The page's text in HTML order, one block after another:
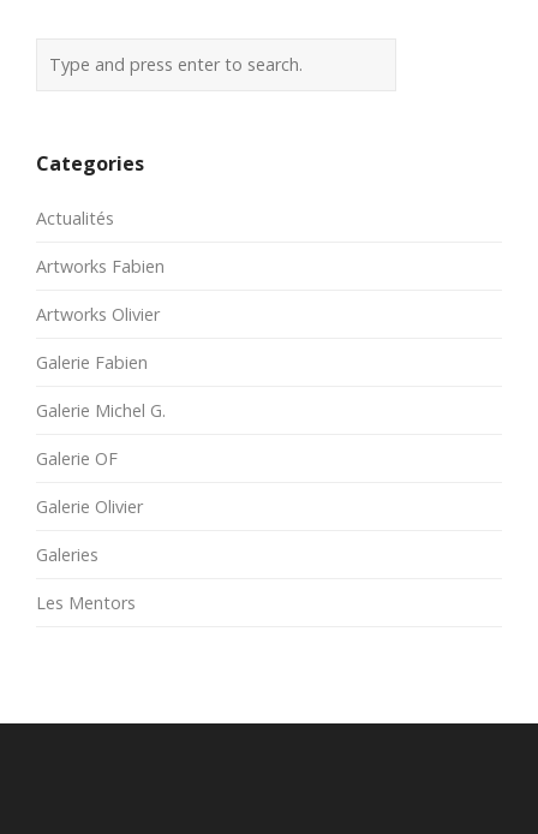
Categories
Actualités
Artworks Fabien
Artworks Olivier
Galerie Fabien
Galerie Michel G.
Galerie OF
Galerie Olivier
Galeries
Les Mentors